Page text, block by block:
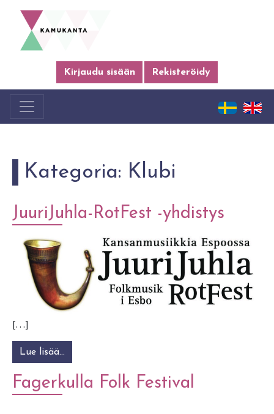
Kirjaudu sisään Rekisteröidy
Kategoria: Klubi
JuuriJuhla-RotFest -yhdistys
[…]
Lue lisää…
Fagerkulla Folk Festival